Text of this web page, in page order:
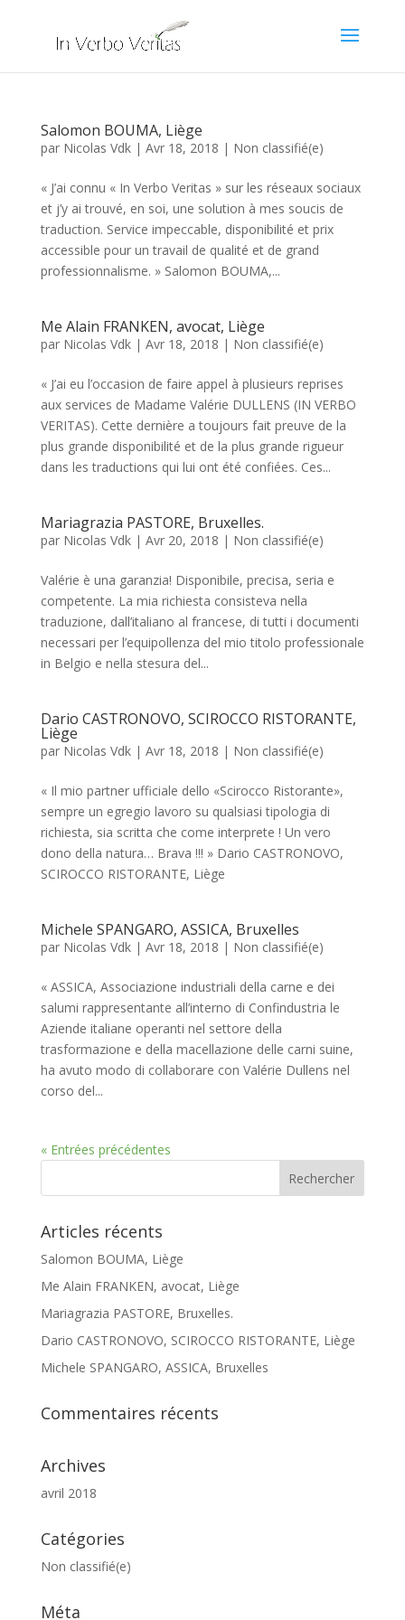
Salomon BOUMA, Liège
par Nicolas Vdk| Avr 18, 2018 | Non classifié(e)
« J’ai connu « In Verbo Veritas » sur les réseaux sociaux
et j’y ai trouvé, en soi, une solution à mes soucis de
traduction. Service impeccable, disponibilité et prix
accessible pour un travail de qualité et de grand
professionnalisme. » Salomon BOUMA,...
Me Alain FRANKEN, avocat, Liège
par Nicolas Vdk| Avr 18, 2018 | Non classifié(e)
« J’ai eu l’occasion de faire appel à plusieurs reprises
aux services de Madame Valérie DULLENS (IN VERBO
VERITAS). Cette dernière a toujours fait preuve de la
plus grande disponibilité et de la plus grande rigueur
dans les traductions qui lui ont été confiées. Ces...
Mariagrazia PASTORE, Bruxelles.
par Nicolas Vdk| Avr 20, 2018 | Non classifié(e)
Valérie è una garanzia! Disponibile, precisa, seria e
competente. La mia richiesta consisteva nella
traduzione, dall’italiano al francese, di tutti i documenti
necessari per l’equipollenza del mio titolo professionale
in Belgio e nella stesura del...
Dario CASTRONOVO, SCIROCCO RISTORANTE,
Liège
par Nicolas Vdk| Avr 18, 2018 | Non classifié(e)
« Il mio partner ufficiale dello «Scirocco Ristorante»,
sempre un egregio lavoro su qualsiasi tipologia di
richiesta, sia scritta che come interprete ! Un vero
dono della natura… Brava !!! » Dario CASTRONOVO,
SCIROCCO RISTORANTE, Liège
Michele SPANGARO, ASSICA, Bruxelles
par Nicolas Vdk| Avr 18, 2018 | Non classifié(e)
« ASSICA, Associazione industriali della carne e dei
salumi rappresentante all’interno di Confindustria le
Aziende italiane operanti nel settore della
trasformazione e della macellazione delle carni suine,
ha avuto modo di collaborare con Valérie Dullens nel
corso del...
« Entrées précédentes
Articles récents
Salomon BOUMA, Liège
Me Alain FRANKEN, avocat, Liège
Mariagrazia PASTORE, Bruxelles.
Dario CASTRONOVO, SCIROCCO RISTORANTE, Liège
Michele SPANGARO, ASSICA, Bruxelles
Commentaires récents
Archives
avril 2018
Catégories
Non classifié(e)
Méta